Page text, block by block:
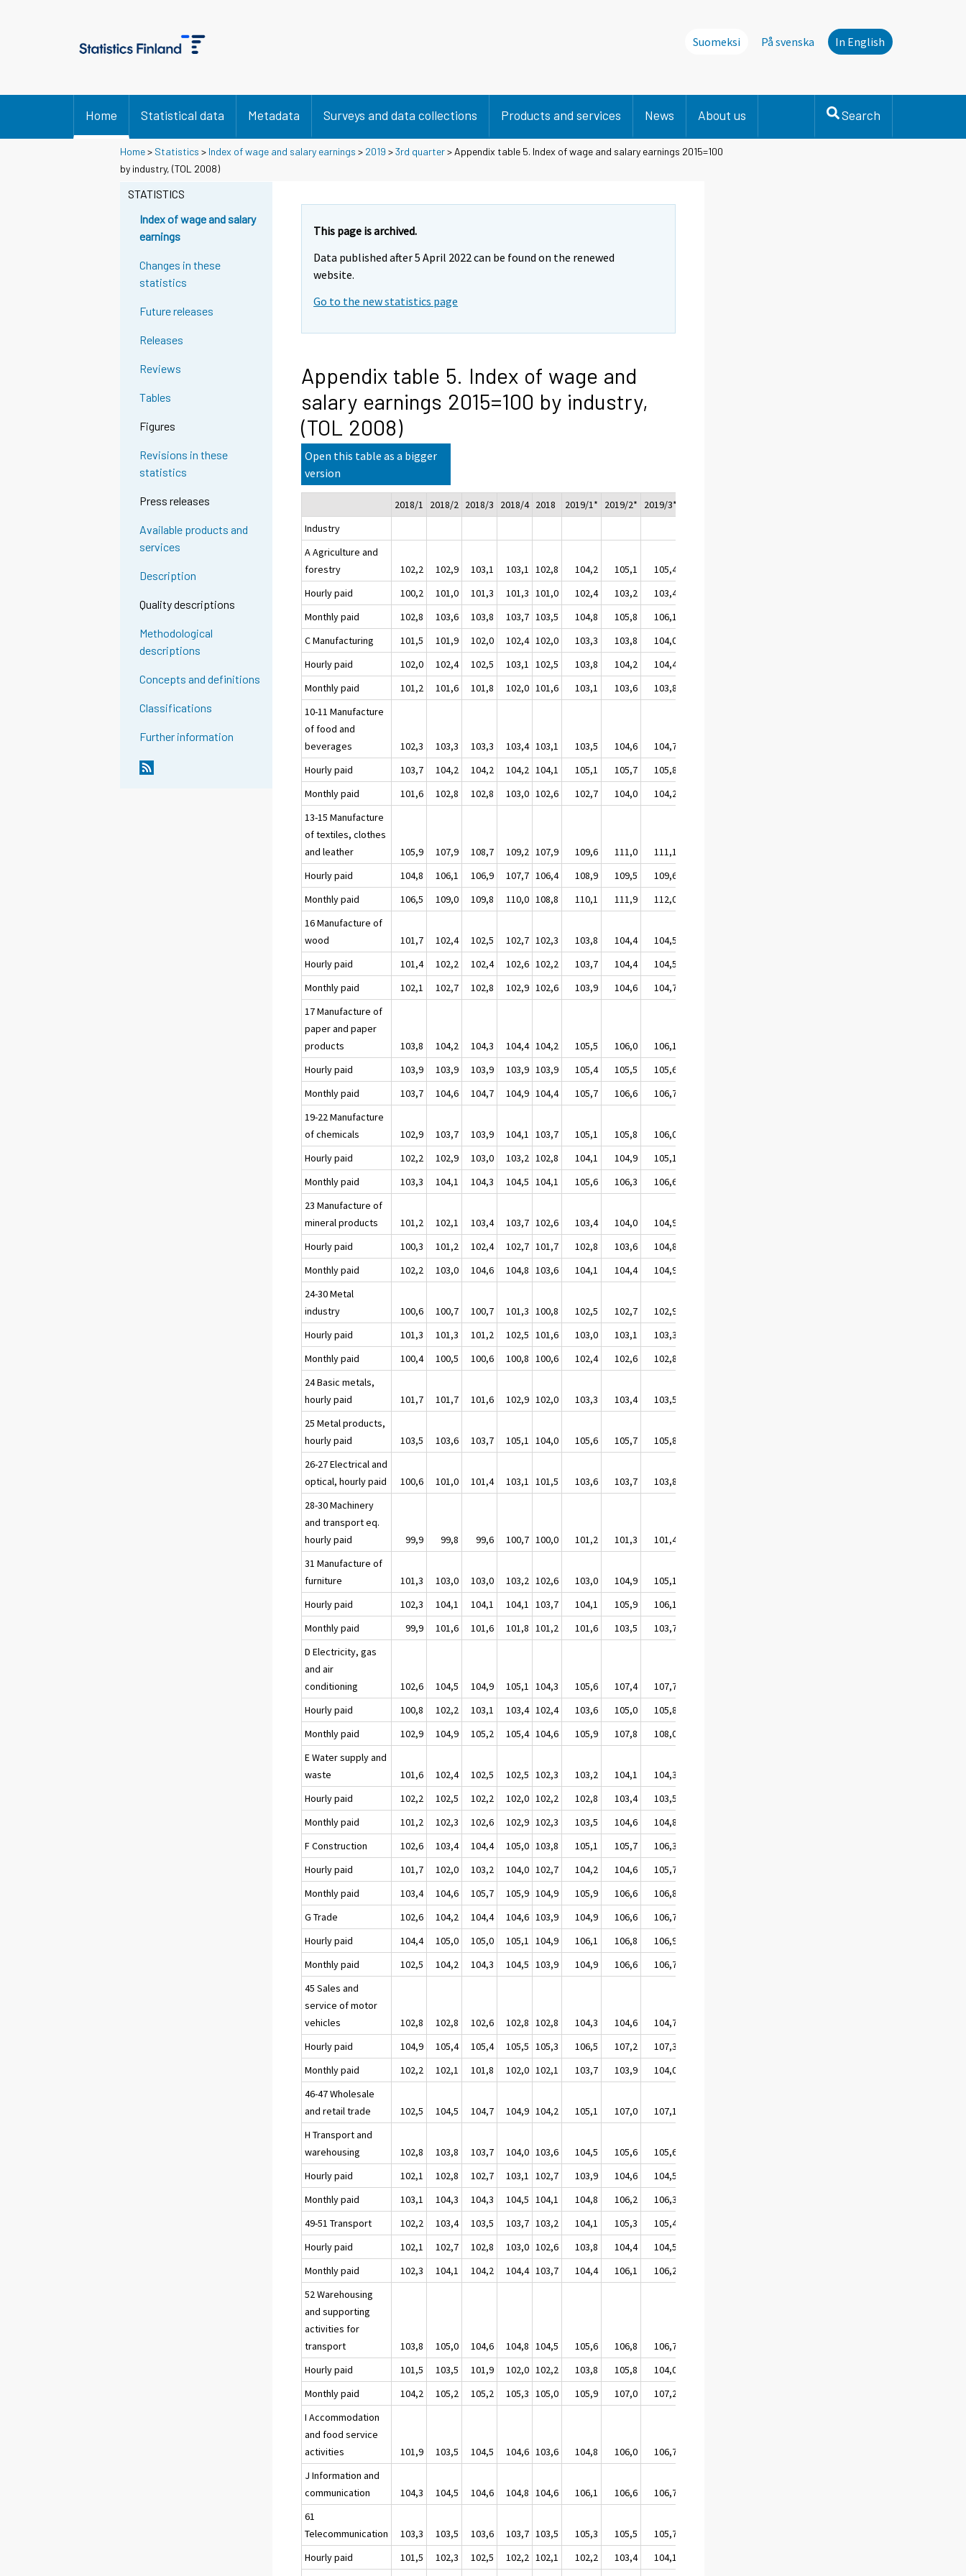
Suomeksi På svenska In English
Home Statistical data Metadata Surveys and data collections Products and services News About us Search
Home> Statistics > Index of wage and salary earnings > 2019 >3rd quarter> Appendix table 5. Index of wage and salary earnings 2015=100
by industry, (TOL 2008)
STATISTICS
Index of wage and salary
earnings
Changes in these
statistics
Future releases
Releases
Reviews
Tables
Figures
Revisions in these
statistics
Press releases
Available products and
services
Description
Quality descriptions
Methodological
descriptions
Concepts and definitions
Classifications
Further information
This page is archived.
Data published after 5 April 2022 can be found on the renewed
website.
Go to the new statistics page
Appendix table 5. Index of wage and
salary earnings 2015=100 by industry,
(TOL 2008)
Open this table as a bigger
version
2018/1 2018/2 2018/3 2018/4 2018 2019/1* 2019/2*
2019/3*
Industry
A Agriculture and
forestry
102,2 102,9 103,1 103,1 102,8 104,2 105,1
105,4
Hourly paid
100,2 101,0 101,3 101,3 101,0 102,4 103,2
103,4
Monthly paid
102,8 103,6 103,8 103,7 103,5 104,8 105,8
106,1
C Manufacturing
101,5 101,9 102,0 102,4 102,0 103,3 103,8
104,0
Hourly paid
102,0 102,4 102,5 103,1 102,5 103,8 104,2
104,4
Monthly paid
101,2 101,6 101,8 102,0 101,6 103,1 103,6
103,8
10-11 Manufacture
of food and
beverages
102,3 103,3 103,3 103,4 103,1 103,5 104,6
104,7
Hourly paid
103,7 104,2 104,2 104,2 104,1 105,1 105,7
105,8
Monthly paid
101,6 102,8 102,8 103,0 102,6 102,7 104,0
104,2
13-15 Manufacture
of textiles, clothes
and leather
105,9 107,9 108,7 109,2 107,9 109,6 111,0
111,1
Hourly paid
104,8 106,1 106,9 107,7 106,4 108,9 109,5
109,6
Monthly paid
106,5 109,0 109,8 110,0 108,8 110,1 111,9
112,0
16 Manufacture of
wood
101,7 102,4 102,5 102,7 102,3 103,8 104,4
104,5
Hourly paid
101,4 102,2 102,4 102,6 102,2 103,7 104,4
104,5
Monthly paid
102,1 102,7 102,8 102,9 102,6 103,9 104,6
104,7
17 Manufacture of
paper and paper
products
103,8 104,2 104,3 104,4 104,2 105,5 106,0
106,1
Hourly paid
103,9 103,9 103,9 103,9 103,9 105,4 105,5
105,6
Monthly paid
103,7 104,6 104,7 104,9 104,4 105,7 106,6
106,7
19-22 Manufacture
of chemicals
102,9 103,7 103,9 104,1 103,7 105,1 105,8
106,0
Hourly paid
102,2 102,9 103,0 103,2 102,8 104,1 104,9
105,1
Monthly paid
103,3 104,1 104,3 104,5 104,1 105,6 106,3
106,6
23 Manufacture of
mineral products
101,2 102,1 103,4 103,7 102,6 103,4 104,0
104,9
Hourly paid
100,3 101,2 102,4 102,7 101,7 102,8 103,6
104,8
Monthly paid
102,2 103,0 104,6 104,8 103,6 104,1 104,4
104,9
24-30 Metal
industry
100,6 100,7 100,7 101,3 100,8 102,5 102,7
102,9
Hourly paid
101,3 101,3 101,2 102,5 101,6 103,0 103,1
103,3
Monthly paid
100,4 100,5 100,6 100,8 100,6 102,4 102,6
102,8
24 Basic metals,
hourly paid
101,7 101,7 101,6 102,9 102,0 103,3 103,4
103,5
25 Metal products,
hourly paid
103,5 103,6 103,7 105,1 104,0 105,6 105,7
105,8
26-27 Electrical and
optical, hourly paid
100,6 101,0 101,4 103,1 101,5 103,6 103,7
103,8
28-30 Machinery
and transport eq.
hourly paid
99,9 99,8 99,6 100,7 100,0 101,2 101,3
101,4
31 Manufacture of
furniture
101,3 103,0 103,0 103,2 102,6 103,0 104,9
105,1
Hourly paid
102,3 104,1 104,1 104,1 103,7 104,1 105,9
106,1
Monthly paid
99,9 101,6 101,6 101,8 101,2 101,6 103,5
103,7
D Electricity, gas
and air
conditioning
102,6 104,5 104,9 105,1 104,3 105,6 107,4
107,7
Hourly paid
100,8 102,2 103,1 103,4 102,4 103,6 105,0
105,8
Monthly paid
102,9 104,9 105,2 105,4 104,6 105,9 107,8
108,0
E Water supply and
waste
101,6 102,4 102,5 102,5 102,3 103,2 104,1
104,3
Hourly paid
102,2 102,5 102,2 102,0 102,2 102,8 103,4
103,5
Monthly paid
101,2 102,3 102,6 102,9 102,3 103,5 104,6
104,8
F Construction
102,6 103,4 104,4 105,0 103,8 105,1 105,7
106,3
Hourly paid
101,7 102,0 103,2 104,0 102,7 104,2 104,6
105,7
Monthly paid
103,4 104,6 105,7 105,9 104,9 105,9 106,6
106,8
G Trade
102,6 104,2 104,4 104,6 103,9 104,9 106,6
106,7
Hourly paid
104,4 105,0 105,0 105,1 104,9 106,1 106,8
106,9
Monthly paid
102,5 104,2 104,3 104,5 103,9 104,9 106,6
106,7
45 Sales and
service of motor
vehicles
102,8 102,8 102,6 102,8 102,8 104,3 104,6
104,7
Hourly paid
104,9 105,4 105,4 105,5 105,3 106,5 107,2
107,3
Monthly paid
102,2 102,1 101,8 102,0 102,1 103,7 103,9
104,0
46-47 Wholesale
and retail trade
102,5 104,5 104,7 104,9 104,2 105,1 107,0
107,1
H Transport and
warehousing
102,8 103,8 103,7 104,0 103,6 104,5 105,6
105,6
Hourly paid
102,1 102,8 102,7 103,1 102,7 103,9 104,6
104,5
Monthly paid
103,1 104,3 104,3 104,5 104,1 104,8 106,2
106,3
49-51 Transport
102,2 103,4 103,5 103,7 103,2 104,1 105,3
105,4
Hourly paid
102,1 102,7 102,8 103,0 102,6 103,8 104,4
104,5
Monthly paid
102,3 104,1 104,2 104,4 103,7 104,4 106,1
106,2
52 Warehousing
and supporting
activities for
transport
103,8 105,0 104,6 104,8 104,5 105,6 106,8
106,7
Hourly paid
101,5 103,5 101,9 102,0 102,2 103,8 105,8
104,0
Monthly paid
104,2 105,2 105,2 105,3 105,0 105,9 107,0
107,2
I Accommodation
and food service
activities
101,9 103,5 104,5 104,6 103,6 104,8 106,0
106,7
J Information and
communication
104,3 104,5 104,6 104,8 104,6 106,1 106,6
106,7
61
Telecommunication
103,3 103,5 103,6 103,7 103,5 105,3 105,5
105,7
Hourly paid
101,5 102,3 102,5 102,2 102,1 102,2 103,4
104,1